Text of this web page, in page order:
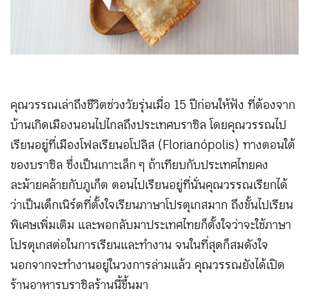
คุณวรรณเล่าถึงชีวิตช่วงวัยรุ่นเมื่อ 15 ปีก่อนให้ฟัง ที่ต้องจาก
บ้านเกิดเมืองนอนไปไกลถึงประเทศบราซิล โดยคุณวรรณไป
เรียนอยู่ที่เมืองโฟลเรียนอโปลิส (Florianópolis) ทางตอนใต้
ของบราซิล ซึ่งเป็นเกาะเล็ก ๆ ถ้าเทียบกับประเทศไทยคง
ละม้ายคล้ายกับภูเก็ต ตอนไปเรียนอยู่ที่นั่นคุณวรรณเรียกได้
ว่าเป็นเด็กเนิร์ดที่ตั้งใจเรียนภาษาโปรตุเกสมาก ถึงขั้นไปเรียน
พิเศษเพิ่มเติม และพอกลับมาประเทศไทยก็ตั้งใจว่าจะใช้ภาษา
โปรตุเกสต่อในการเรียนและทำงาน จนในที่สุดก็สมดังใจ
นอกจากจะทำงานอยู่ในวงการล่ามแล้ว คุณวรรณยังได้เปิด
ร้านอาหารบราซิลร้านนี้ขึ้นมา